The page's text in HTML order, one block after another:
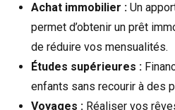
Achat immobilier : Un
permet d’obtenir un prêt
de réduire vos mensualités.
Études supérieures :
enfants sans recourir à des
Voyages : Réaliser vos